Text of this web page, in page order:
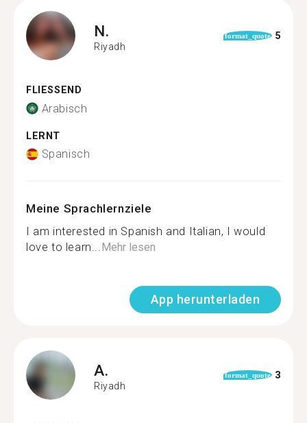
N.
Riyadh
format_quote 5
FLIESSEND
Arabisch
LERNT
Spanisch
Meine Sprachlernziele
I am interested in Spanish and Italian, I would
love to learn...Mehr lesen
App herunterladen
A.
Riyadh
format_quote 3